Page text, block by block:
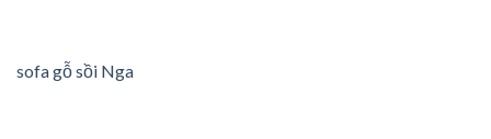
sofa gỗ sồi Nga